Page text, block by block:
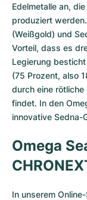
Edelmetalle an,
produziert
(Weißgold) und
Vorteil, dass es
Legierung
(75 Prozent, also
durch eine rötliche
findet. In den
innovative Sedna-
Omega
In unserem